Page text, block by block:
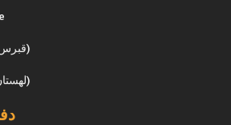
(قبرس)
(لهستان)